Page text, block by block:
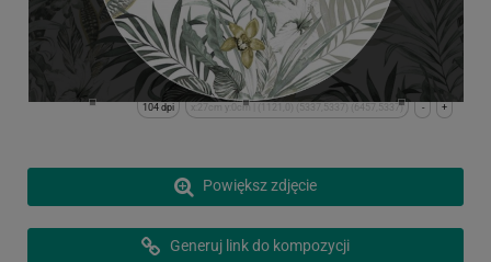
+
-
x:27cm y:0cm | (1121,0) (5337,5337) (6457,5337)
104 dpi
Powiększ zdjęcie
Generuj link do kompozycji